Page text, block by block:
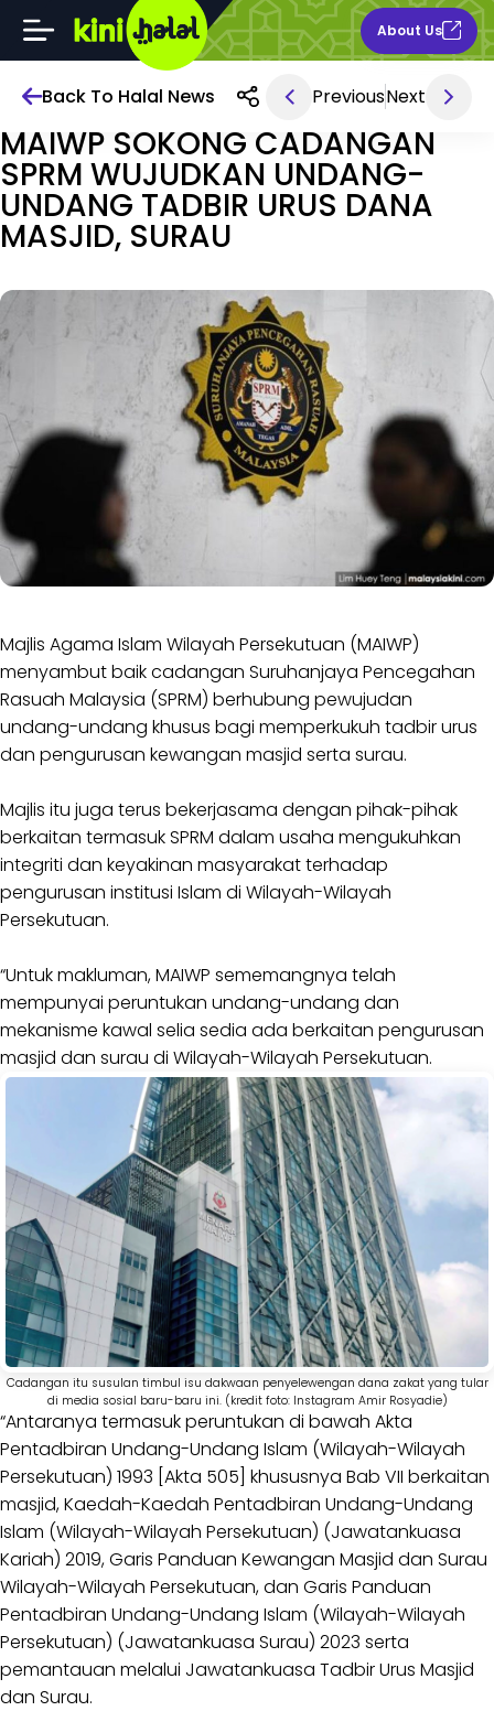
About Us
Back To Halal News PreviousNext
May 08, 2026 2AM
MAIWP SOKONG CADANGAN
SPRM WUJUDKAN UNDANG-
UNDANG TADBIR URUS DANA
MASJID, SURAU
Majlis Agama Islam Wilayah Persekutuan (MAIWP)
menyambut baik cadangan Suruhanjaya Pencegahan
Rasuah Malaysia (SPRM) berhubung pewujudan
undang-undang khusus bagi memperkukuh tadbir urus
dan pengurusan kewangan masjid serta surau.
Majlis itu juga terus bekerjasama dengan pihak-pihak
berkaitan termasuk SPRM dalam usaha mengukuhkan
integriti dan keyakinan masyarakat terhadap
pengurusan institusi Islam di Wilayah-Wilayah
Persekutuan.
“Untuk makluman, MAIWP sememangnya telah
mempunyai peruntukan undang-undang dan
mekanisme kawal selia sedia ada berkaitan pengurusan
masjid dan surau di Wilayah-Wilayah Persekutuan.
Cadangan itu susulan timbul isu dakwaan penyelewengan dana zakat yang tular
di media sosial baru-baru ini. (kredit foto: Instagram Amir Rosyadie)
“Antaranya termasuk peruntukan di bawah Akta
Pentadbiran Undang-Undang Islam (Wilayah-Wilayah
Persekutuan) 1993 [Akta 505] khususnya Bab VII berkaitan
masjid, Kaedah-Kaedah Pentadbiran Undang-Undang
Islam (Wilayah-Wilayah Persekutuan) (Jawatankuasa
Kariah) 2019, Garis Panduan Kewangan Masjid dan Surau
Wilayah-Wilayah Persekutuan, dan Garis Panduan
Pentadbiran Undang-Undang Islam (Wilayah-Wilayah
Persekutuan) (Jawatankuasa Surau) 2023 serta
pemantauan melalui Jawatankuasa Tadbir Urus Masjid
dan Surau.